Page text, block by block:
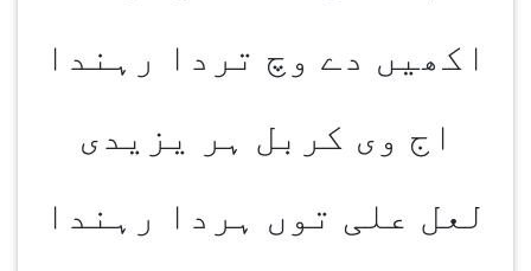
اکھیں دے وچ تردا رہندا
اج وی کربل ہر یزیدی
لعل علی توں ہردا رہندا